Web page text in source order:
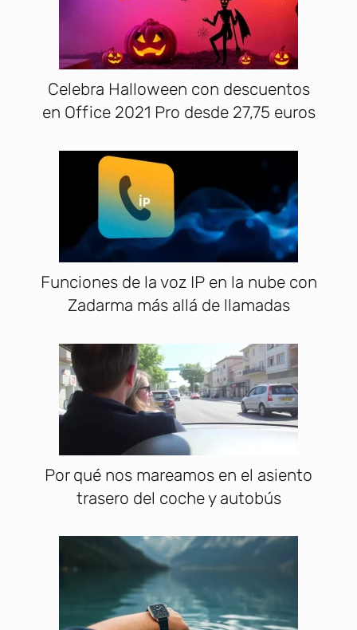
Celebra Halloween con descuentos
en Office 2021 Pro desde 27,75 euros
Funciones de la voz IP en la nube con
Zadarma más allá de llamadas
Por qué nos mareamos en el asiento
trasero del coche y autobús